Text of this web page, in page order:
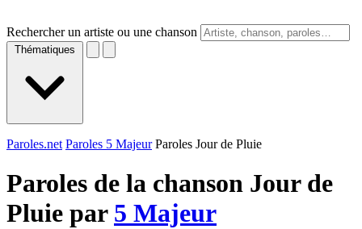
Rechercher un artiste ou une chanson
Thématiques
Paroles.net Paroles 5 Majeur Paroles Jour de Pluie
Paroles de la chanson Jour de
Pluie par 5 Majeur